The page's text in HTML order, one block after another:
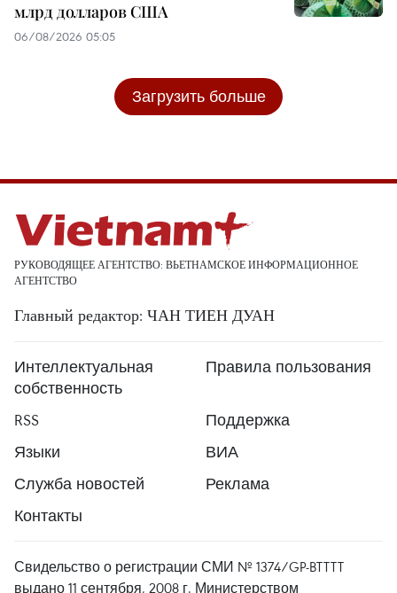
млрд долларов США
06/08/2026 05:05
Загрузить больше
РУКОВОДЯЩЕЕ АГЕНТСТВО: ВЬЕТНАМСКОЕ ИНФОРМАЦИОННОЕ
АГЕНТСТВО
Главный редактор: ЧАН ТИЕН ДУАН
Интеллектуальная
собственность
Правила пользования
RSS
Поддержка
Языки
ВИА
Служба новостей
Реклама
Контакты
Свидельство о регистрации СМИ № 1374/GP-BTTTT
выдано 11 сентября, 2008 г. Министерством